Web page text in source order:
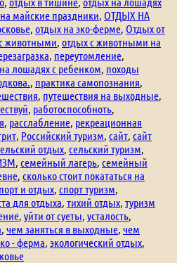
майские праздники ОТДЫХ НА
отдых на эко-ферме Отдых от
животными отдых с животными на
переутомление
лошадях с ребенком походы
практика самопознания
путешествия на выходные
работоспособноть
расслабление рекреационная
Российский туризм сайт сайт
отдых сельский туризм
семейный лагерь семейный
сколько стоит покататься на
и отдых спорт туризм
для отдыха тихий отдых туризм
уйти от суеты усталость
чем заняться в выходные чем
- ферма экологический отдых